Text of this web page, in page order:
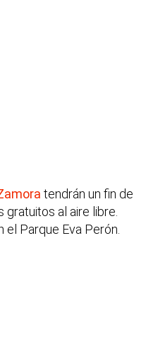
tendrán un fin de
gratuitos al aire libre.
el Parque Eva Perón.